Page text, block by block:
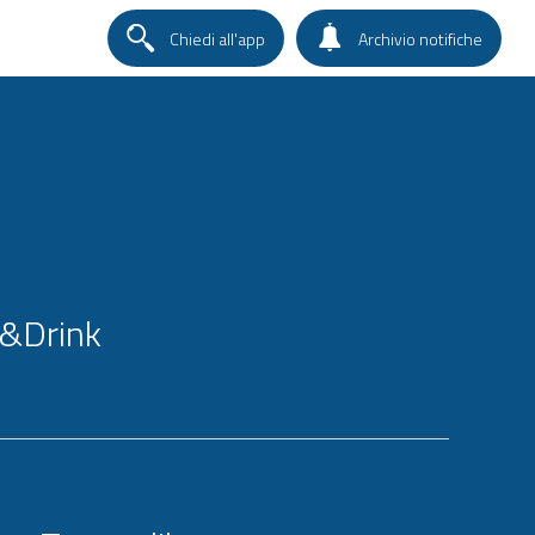
Chiedi all'app Archivio notifiche